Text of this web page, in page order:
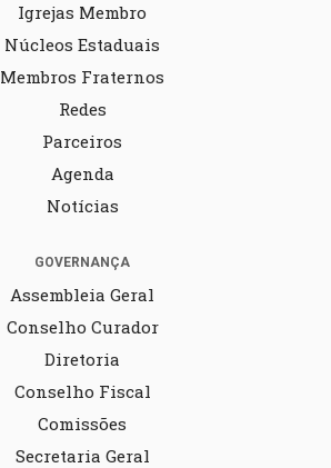
Igrejas Membro
Núcleos Estaduais
Membros Fraternos
Redes
Parceiros
Agenda
Notícias
GOVERNANÇA
Assembleia Geral
Conselho Curador
Diretoria
Conselho Fiscal
Comissões
Secretaria Geral